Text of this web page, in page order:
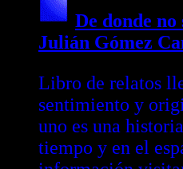
De donde no
Julián Gómez
Libro de relatos
sentimiento y
uno es una
tiempo y en el